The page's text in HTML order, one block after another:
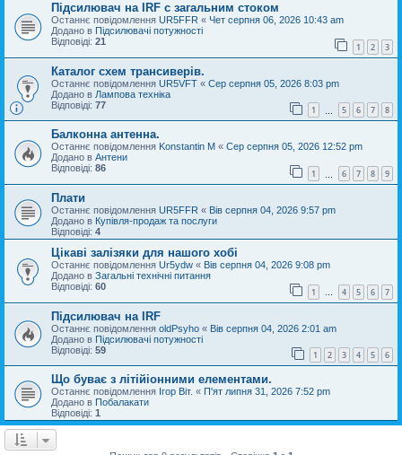
Підсилювач на IRF с загальним стоком
Останнє повідомлення UR5FFR « Чет серпня 06, 2026 10:43 am
Додано в Підсилювачі потужності
Відповіді: 21 1 2 3
Каталог схем трансиверів.
Останнє повідомлення UR5VFT « Сер серпня 05, 2026 8:03 pm
Додано в Лампова техніка
Відповіді: 77 1 5 6 7 8
Балконна антенна.
Останнє повідомлення Konstantin M « Сер серпня 05, 2026 12:52 pm
Додано в Антени
Відповіді: 86 1 6 7 8 9
Плати
Останнє повідомлення UR5FFR « Вів серпня 04, 2026 9:57 pm
Додано в Купівля-продаж та послуги
Відповіді: 4
Цікаві залізяки для нашого хобі
Останнє повідомлення Ur5ydw « Вів серпня 04, 2026 9:08 pm
Додано в Загальні технічні питання
Відповіді: 60 1 … 4 5 6 7
Підсилювач на IRF
Останнє повідомлення oldPsyho « Вів серпня 04, 2026 2:01 am
Додано в Підсилювачі потужності
Відповіді: 59 1 2 3 4 5 6
Що буває з літійіонними елементами.
Останнє повідомлення Ігор Віт. « П'ят липня 31, 2026 7:52 pm
Додано в Побалакати
Відповіді: 1